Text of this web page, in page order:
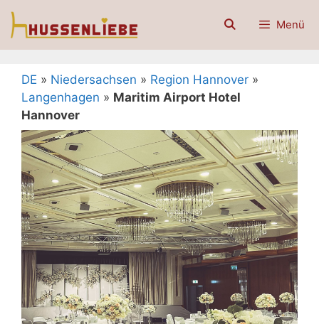
Zum
Inhalt
Menü
DE » Niedersachsen » Region Hannover »
Langenhagen » Maritim Airport Hotel
Hannover